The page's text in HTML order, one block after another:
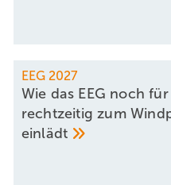
EEG 2027
Wie das EEG noch
rechtzeitig zum
einlädt